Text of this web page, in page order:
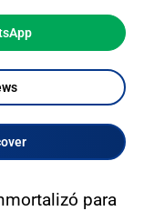
para